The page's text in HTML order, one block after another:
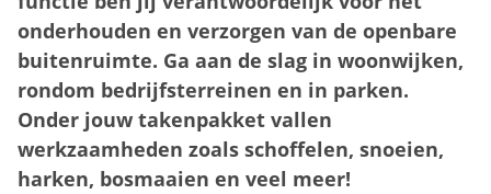
onderhouden en verzorgen van de openbare
buitenruimte. Ga aan de slag in woonwijken,
rondom bedrijfsterreinen en in parken.
Onder jouw takenpakket vallen
werkzaamheden zoals schoffelen, snoeien,
harken, bosmaaien en veel meer!